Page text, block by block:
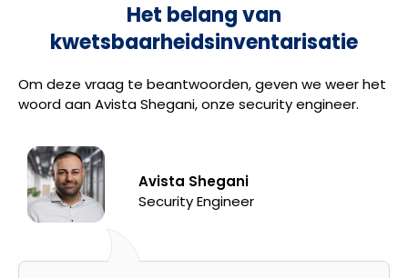
Het belang van
kwetsbaarheidsinventarisatie
Om deze vraag te beantwoorden, geven we weer het
woord aan Avista Shegani, onze security engineer.
Avista Shegani
Security Engineer